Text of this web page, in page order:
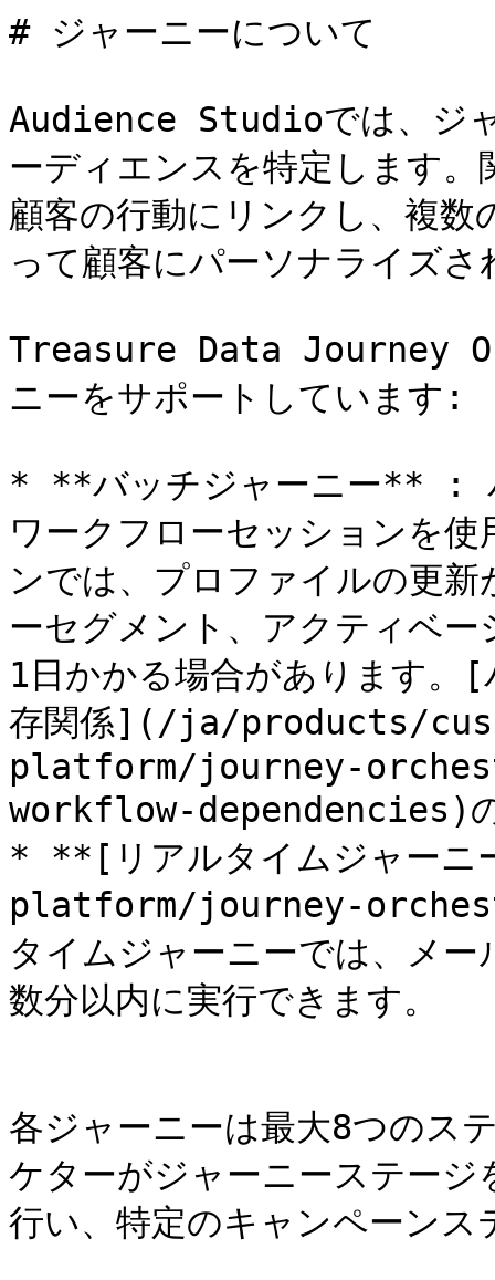
# ジャーニーについて
Audience Studioでは、ジ
ーディエンスを特定します
顧客の行動にリンクし、複
って顧客にパーソナライズ
Treasure Data Journey
ニーをサポートしています:
* **バッチジャーニー** :
ワークフローセッションを
ンでは、プロファイルの更
ーセグメント、アクティベ
1日かかる場合があります。
存関係](/ja/products/
platform/journey-
workflow-dependencies)の
* **[リアルタイムジャー
platform/journey-
タイムジャーニーでは、メ
数分以内に実行できます。
各ジャーニーは最大8つのス
ケターがジャーニーステー
行い、特定のキャンペーン